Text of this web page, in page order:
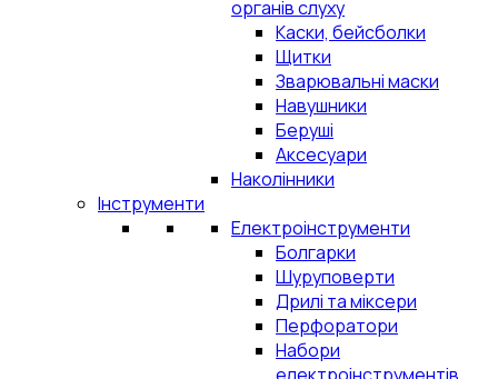
органів слуху
Каски, бейсболки
Щитки
Зварювальні маски
Навушники
Беруші
Аксесуари
Наколінники
Інструменти
Електроінструменти
Болгарки
Шуруповерти
Дрилі та міксери
Перфоратори
Набори